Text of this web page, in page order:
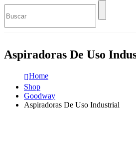
Aspiradoras De Uso
Home
Shop
Goodway
Aspiradoras De Uso Industrial